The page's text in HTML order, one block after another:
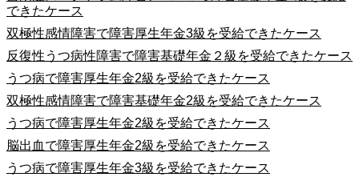
できたケース
双極性感情障害で障害厚生年金3級を受給できたケース
反復性うつ病性障害で障害基礎年金２級を受給できたケース
うつ病で障害厚生年金2級を受給できたケース
双極性感情障害で障害基礎年金2級を受給できたケース
うつ病で障害厚生年金2級を受給できたケース
脳出血で障害厚生年金2級を受給できたケース
うつ病で障害厚生年金3級を受給できたケース